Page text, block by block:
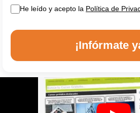
He leído y acepto la Política de
¡Infórmate